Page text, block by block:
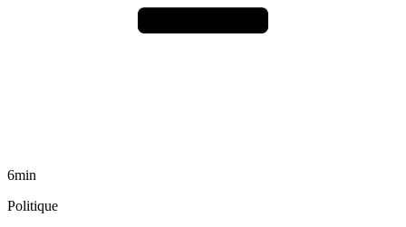
6min
Politique